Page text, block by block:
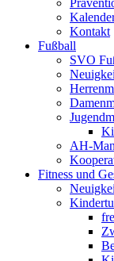
Kontakt
Fußball
SVO
AH-
Fitness und